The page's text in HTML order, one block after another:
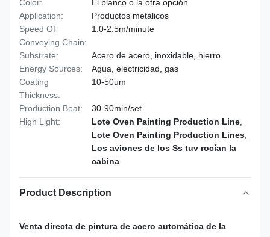
Color:
El blanco o la otra opción
Application:
Productos metálicos
Speed Of
Conveying Chain:
1.0-2.5m/minute
Substrate:
Acero de acero, inoxidable, hierro
Energy Sources:
Agua, electricidad, gas
Coating
Thickness:
10-50um
Production Beat:
30-90min/set
High Light:
Lote Oven Painting Production Line
Lote Oven Painting Production Lines
Los aviones de los Ss tuv rocían la
cabina
Product Description
Venta directa de pintura de acero automática de la